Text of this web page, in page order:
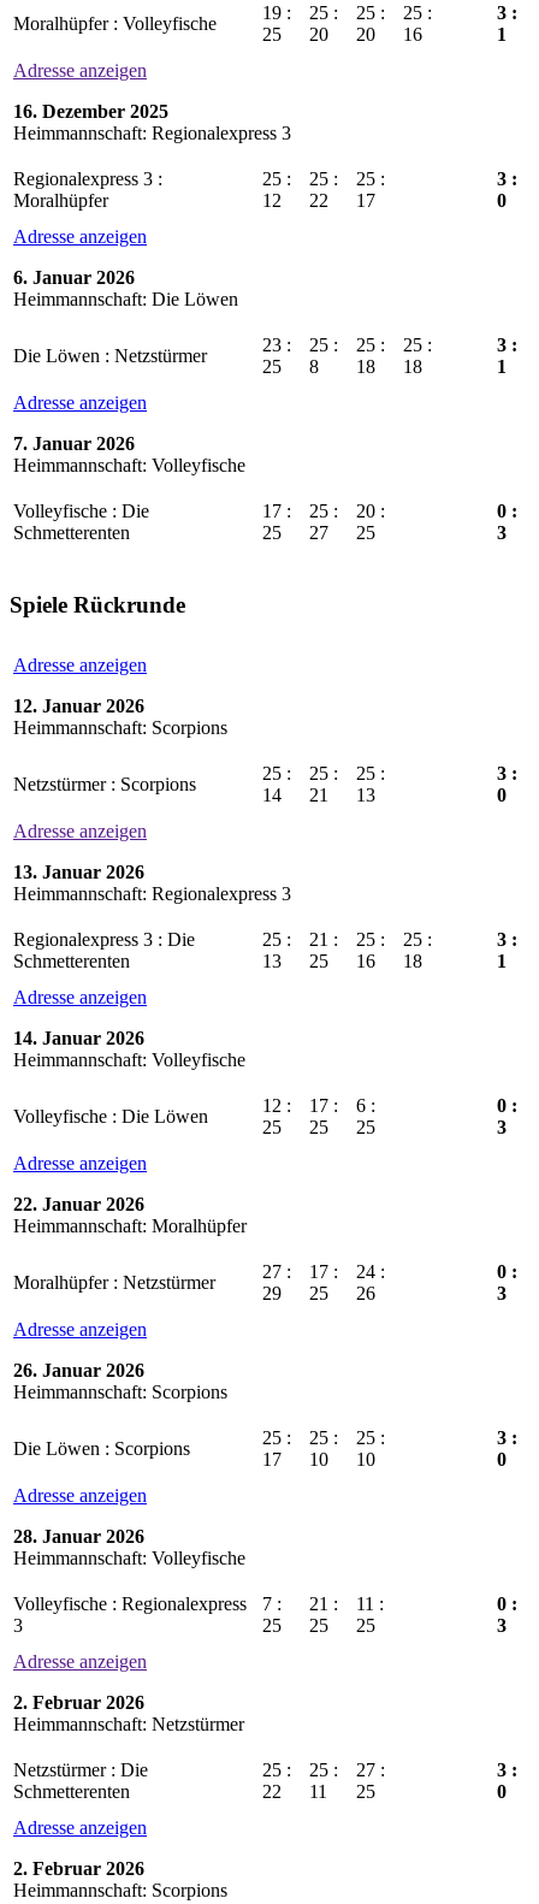
Moralhüpfer : Volleyfische
19 :
25
25 :
20
25 :
20
25 :
16
3 :
1
Adresse anzeigen
16. Dezember 2025
Heimmannschaft: Regionalexpress 3
Regionalexpress 3 :
Moralhüpfer
25 :
12
25 :
22
25 :
17
3 :
0
Adresse anzeigen
6. Januar 2026
Heimmannschaft: Die Löwen
Die Löwen : Netzstürmer
23 :
25
25 :
8
25 :
18
25 :
18
3 :
1
Adresse anzeigen
7. Januar 2026
Heimmannschaft: Volleyfische
Volleyfische : Die
Schmetterenten
17 :
25
25 :
27
20 :
25
0 :
3
Spiele Rückrunde
Adresse anzeigen
12. Januar 2026
Heimmannschaft: Scorpions
Netzstürmer : Scorpions
25 :
14
25 :
21
25 :
13
3 :
0
Adresse anzeigen
13. Januar 2026
Heimmannschaft: Regionalexpress 3
Regionalexpress 3 : Die
Schmetterenten
25 :
13
21 :
25
25 :
16
25 :
18
3 :
1
Adresse anzeigen
14. Januar 2026
Heimmannschaft: Volleyfische
Volleyfische : Die Löwen
12 :
25
17 :
25
6 :
25
0 :
3
Adresse anzeigen
22. Januar 2026
Heimmannschaft: Moralhüpfer
Moralhüpfer : Netzstürmer
27 :
29
17 :
25
24 :
26
0 :
3
Adresse anzeigen
26. Januar 2026
Heimmannschaft: Scorpions
Die Löwen : Scorpions
25 :
17
25 :
10
25 :
10
3 :
0
Adresse anzeigen
28. Januar 2026
Heimmannschaft: Volleyfische
Volleyfische : Regionalexpress
3
7 :
25
21 :
25
11 :
25
0 :
3
Adresse anzeigen
2. Februar 2026
Heimmannschaft: Netzstürmer
Netzstürmer : Die
Schmetterenten
25 :
22
25 :
11
27 :
25
3 :
0
Adresse anzeigen
2. Februar 2026
Heimmannschaft: Scorpions